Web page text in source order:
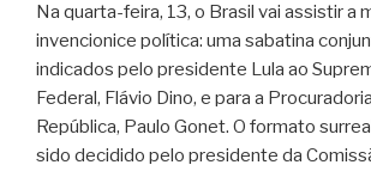
Na quarta-feira, 13, o Brasil vai assistir a
invencionice política: uma sabatina
indicados pelo presidente Lula ao
Federal, Flávio Dino, e para a
República, Paulo Gonet. O formato
sido decidido pelo presidente da